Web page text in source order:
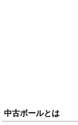
中古ボールとは